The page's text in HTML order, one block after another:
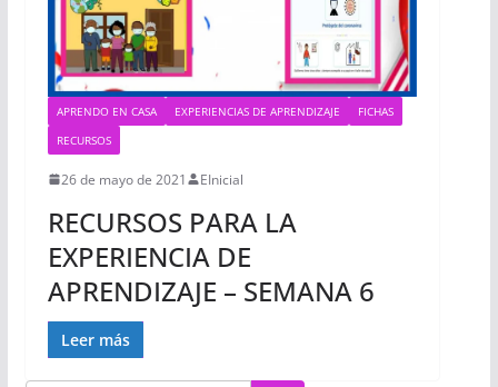
APRENDO EN CASA EXPERIENCIAS DE APRENDIZAJE
FICHAS
RECURSOS
26 de mayo de 2021 EInicial
RECURSOS PARA LA
EXPERIENCIA DE
APRENDIZAJE – SEMANA 6
Leer más